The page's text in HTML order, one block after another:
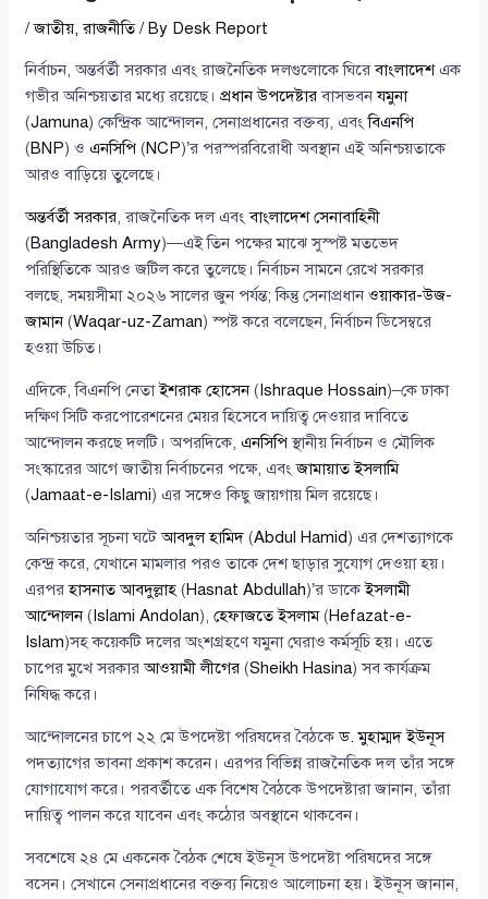
/জাতীয়,রাজনীতি/ By Desk Report
নির্বাচন, অন্তর্বর্তী সরকার এবং রাজনৈতিক দলগুলোকে ঘিরেবাংলাদেশএক
গভীর অনিশ্চয়তার মধ্যে রয়েছে।প্রধান উপদেষ্টারবাসভবনযমুনা
(Jamuna) কেন্দ্রিক আন্দোলন, সেনাপ্রধানের বক্তব্য, এবংবিএনপি
(BNP) ওএনসিপি (NCP)’র পরস্পরবিরোধী অবস্থান এই অনিশ্চয়তাকে
আরও বাড়িয়ে তুলেছে।
অন্তর্বর্তী সরকার, রাজনৈতিক দল এবংবাংলাদেশ সেনাবাহিনী
(Bangladesh Army)—এই তিন পক্ষের মাঝে সুস্পষ্ট মতভেদ
পরিস্থিতিকে আরও জটিল করে তুলেছে। নির্বাচন সামনে রেখে সরকার
বলছে, সময়সীমা ২০২৬ সালের জুন পর্যন্ত; কিন্তু সেনাপ্রধানওয়াকার-উজ-
জামান(Waqar-uz-Zaman) স্পষ্ট করে বলেছেন, নির্বাচন ডিসেম্বরে
হওয়া উচিত।
এদিকে, বিএনপি নেতাইশরাক হোসেন( Ishraque Hossain)–কে ঢাকা
দক্ষিণ সিটি করপোরেশনের মেয়র হিসেবে দায়িত্ব দেওয়ার দাবিতে
আন্দোলন করছে দলটি। অপরদিকে,এনসিপিস্থানীয় নির্বাচন ও মৌলিক
সংস্কারের আগে জাতীয় নির্বাচনের পক্ষে, এবংজামায়াত ইসলামি
(Jamaat-e-Islami) এর সঙ্গেও কিছু জায়গায় মিল রয়েছে।
অনিশ্চয়তার সূচনা ঘটেআবদুল হামিদ (Abdul Hamid) এর দেশত্যাগকে
কেন্দ্র করে, যেখানে মামলার পরও তাকে দেশ ছাড়ার সুযোগ দেওয়া হয়।
এরপরহাসনাত আবদুল্লাহ (Hasnat Abdullah)’র ডাকেইসলামী
আন্দোলন( Islami Andolan),হেফাজতে ইসলাম(Hefazat-e-
Islam)সহ কয়েকটি দলের অংশগ্রহণে যমুনা ঘেরাও কর্মসূচি হয়। এতে
চাপের মুখে সরকারআওয়ামী লীগের (Sheikh Hasina) সব কার্যক্রম
নিষিদ্ধ করে।
আন্দোলনের চাপে ২২ মে উপদেষ্টা পরিষদের বৈঠকেড. মুহাম্মদ ইউনূস
পদত্যাগের ভাবনা প্রকাশ করেন। এরপর বিভিন্ন রাজনৈতিক দল তাঁর সঙ্গে
যোগাযোগ করে। পরবর্তীতে এক বিশেষ বৈঠকে উপদেষ্টারা জানান, তাঁরা
দায়িত্ব পালন করে যাবেন এবং কঠোর অবস্থানে থাকবেন।
সবশেষে ২৪ মে একনেক বৈঠক শেষে ইউনূস উপদেষ্টা পরিষদের সঙ্গে
বসেন। সেখানে সেনাপ্রধানের বক্তব্য নিয়েও আলোচনা হয়। ইউনূস জানান,